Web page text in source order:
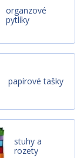
organzové
pytlíky
papírové tašky
stuhy a
rozety